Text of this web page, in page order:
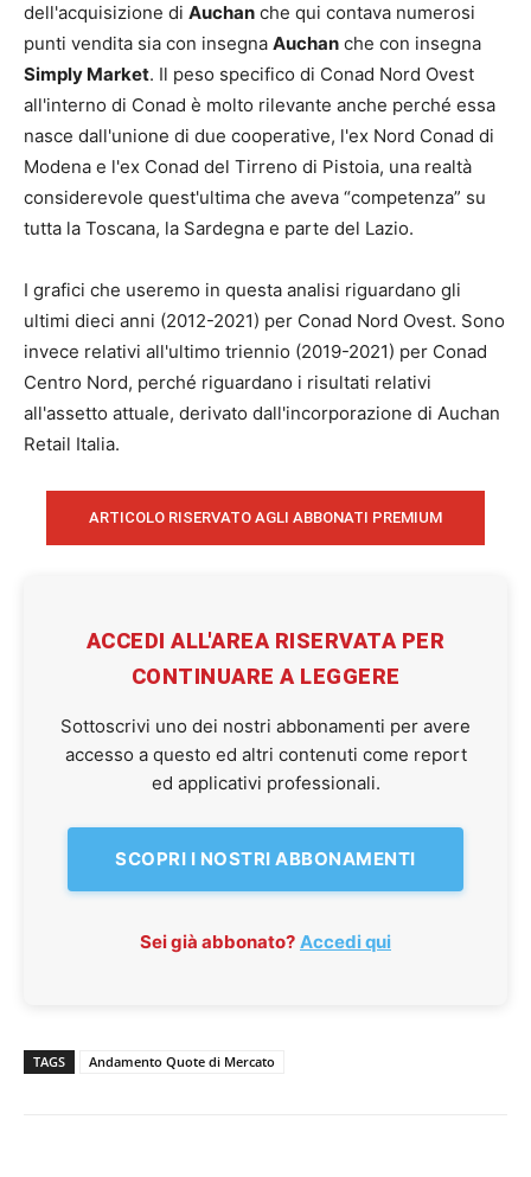
dell'acquisizione di Auchan che qui contava numerosi
punti vendita sia con insegna Auchan che con insegna
Simply Market. Il peso specifico di Conad Nord Ovest
all'interno di Conad è molto rilevante anche perché essa
nasce dall'unione di due cooperative, l'ex Nord Conad di
Modena e l'ex Conad del Tirreno di Pistoia, una realtà
considerevole quest'ultima che aveva “competenza” su
tutta la Toscana, la Sardegna e parte del Lazio.
I grafici che useremo in questa analisi riguardano gli
ultimi dieci anni (2012-2021) per Conad Nord Ovest. Sono
invece relativi all'ultimo triennio (2019-2021) per Conad
Centro Nord, perché riguardano i risultati relativi
all'assetto attuale, derivato dall'incorporazione di Auchan
Retail Italia.
ARTICOLO RISERVATO AGLI ABBONATI PREMIUM
ACCEDI ALL'AREA RISERVATA PER
CONTINUARE A LEGGERE
Sottoscrivi uno dei nostri abbonamenti per avere
accesso a questo ed altri contenuti come report
ed applicativi professionali.
SCOPRI I NOSTRI ABBONAMENTI
Sei già abbonato? Accedi qui
TAGS Andamento Quote di Mercato